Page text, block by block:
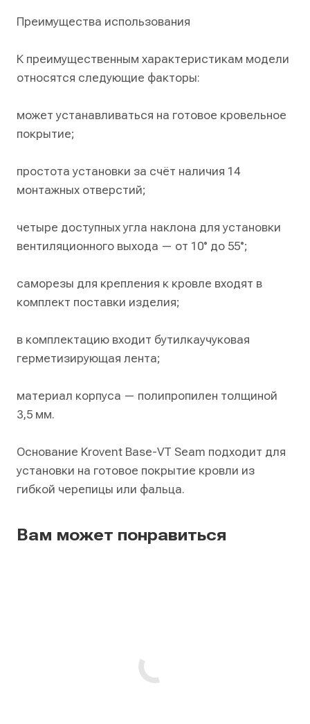
Преимущества использования
К преимущественным характеристикам модели
относятся следующие факторы:
может устанавливаться на готовое кровельное
покрытие;
простота установки за счёт наличия 14
монтажных отверстий;
четыре доступных угла наклона для установки
вентиляционного выхода — от 10° до 55°;
саморезы для крепления к кровле входят в
комплект поставки изделия;
в комплектацию входит бутилкаучуковая
герметизирующая лента;
материал корпуса — полипропилен толщиной
3,5 мм.
Основание Krovent Base-VT Seam подходит для
установки на готовое покрытие кровли из
гибкой черепицы или фальца.
Вам может понравиться